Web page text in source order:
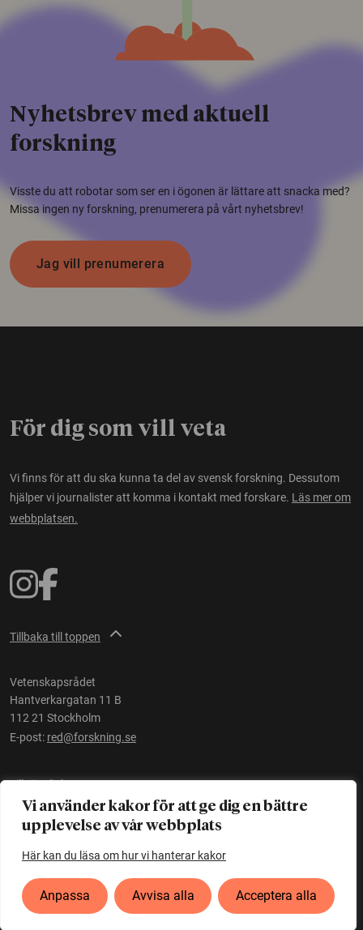
Vi använder kakor för att ge dig en bättre
upplevelse av vår webbplats
Här kan du läsa om hur vi hanterar kakor
Anpassa Avvisa alla Acceptera alla
Nyhetsbrev med aktuell
forskning
Visste du att robotar som ser en i ögonen är lättare att snacka med?
Missa ingen ny forskning, prenumerera på vårt nyhetsbrev!
Jag vill prenumerera
För dig som vill veta
Vi finns för att du ska kunna ta del av svensk forskning. Dessutom
hjälper vi journalister att komma i kontakt med forskare. Läs mer om
webbplatsen.
Tillbaka till toppen
Vetenskapsrådet
Hantverkargatan 11 B
112 21 Stockholm
E-post: red@forskning.se
Tillgänglighet
Ett initiativ avVetenskapsrådet